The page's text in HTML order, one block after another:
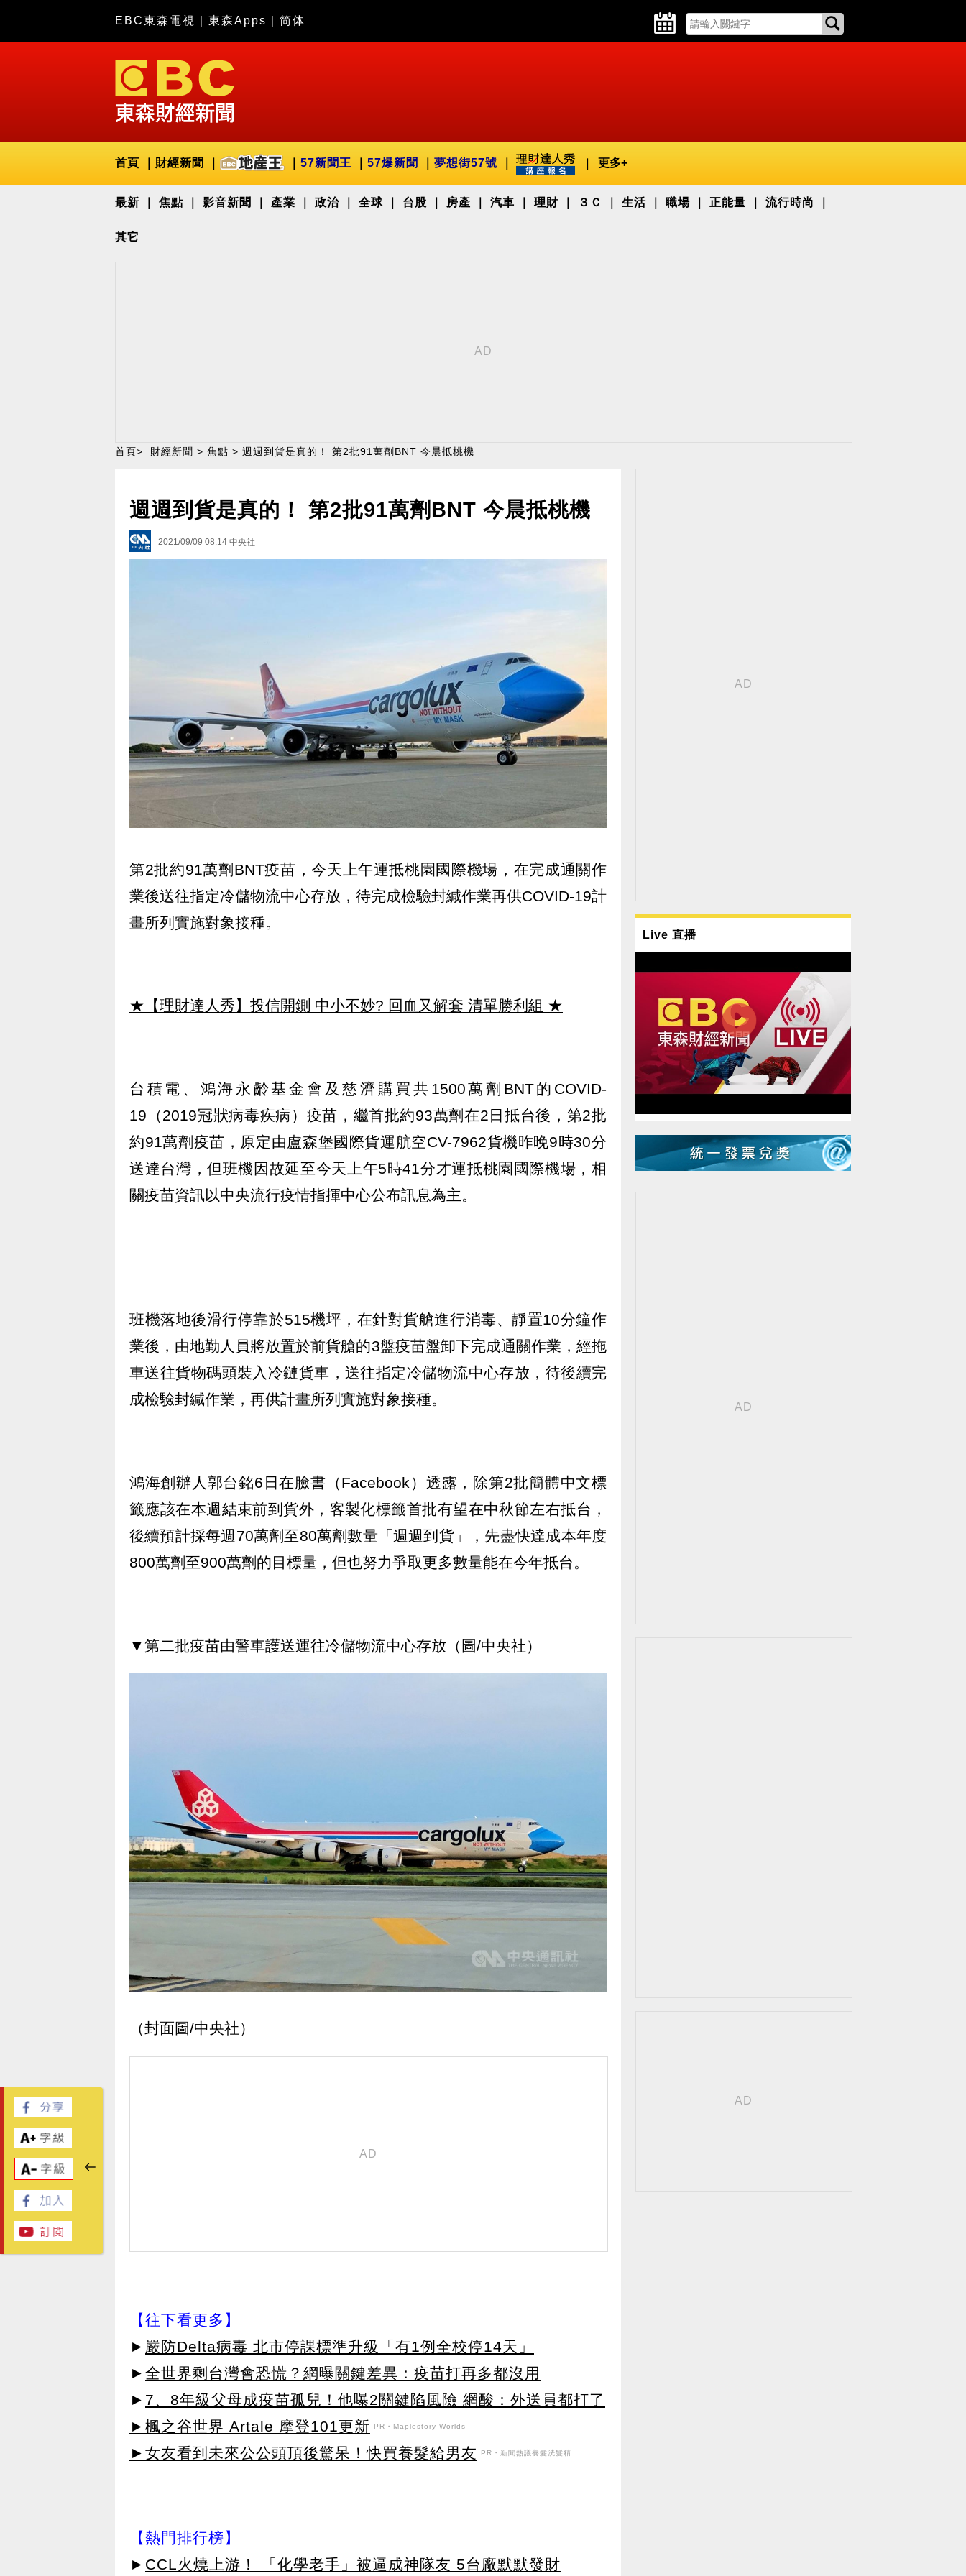
EBC東森電視 東森Apps 简体
首頁 財經新聞 57新聞王 57爆新聞 夢想街57號 更多+
最新 焦點 影音新聞 產業 政治 全球 台股 房產 汽車 理財 ３Ｃ 生活 職場 正能量 流行時尚
其它
首頁> 財經新聞 > 焦點 > 週週到貨是真的！ 第2批91萬劑BNT 今晨抵桃機
週週到貨是真的！ 第2批91萬劑BNT 今晨抵桃機
2021/09/09 08:14 中央社
第2批約91萬劑BNT疫苗，今天上午運抵桃園國際機場，在完成通關作
業後送往指定冷儲物流中心存放，待完成檢驗封緘作業再供COVID-19計
畫所列實施對象接種。
★【理財達人秀】投信開鍘 中小不妙? 回血又解套 清單勝利組 ★
台積電、鴻海永齡基金會及慈濟購買共1500萬劑BNT的COVID-
19（2019冠狀病毒疾病）疫苗，繼首批約93萬劑在2日抵台後，第2批
約91萬劑疫苗，原定由盧森堡國際貨運航空CV-7962貨機昨晚9時30分
送達台灣，但班機因故延至今天上午5時41分才運抵桃園國際機場，相
關疫苗資訊以中央流行疫情指揮中心公布訊息為主。
班機落地後滑行停靠於515機坪，在針對貨艙進行消毒、靜置10分鐘作
業後，由地勤人員將放置於前貨艙的3盤疫苗盤卸下完成通關作業，經拖
車送往貨物碼頭裝入冷鏈貨車，送往指定冷儲物流中心存放，待後續完
成檢驗封緘作業，再供計畫所列實施對象接種。
鴻海創辦人郭台銘6日在臉書（Facebook）透露，除第2批簡體中文標
籤應該在本週結束前到貨外，客製化標籤首批有望在中秋節左右抵台，
後續預計採每週70萬劑至80萬劑數量「週週到貨」，先盡快達成本年度
800萬劑至900萬劑的目標量，但也努力爭取更多數量能在今年抵台。
▼第二批疫苗由警車護送運往冷儲物流中心存放（圖/中央社）
（封面圖/中央社）
【往下看更多】
► 嚴防Delta病毒 北市停課標準升級「有1例全校停14天」
► 全世界剩台灣會恐慌？網曝關鍵差異：疫苗打再多都沒用
► 7、8年級父母成疫苗孤兒！他曝2關鍵陷風險 網酸：外送員都打了
►楓之谷世界 Artale 摩登101更新
PR・Maplestory Worlds
►女友看到未來公公頭頂後驚呆！快買養髮給男友 PR・新聞熱議養髮洗髮精
【熱門排行榜】
► CCL火燒上游！ 「化學老手」被逼成神隊友 5台廠默默發財
Live 直播